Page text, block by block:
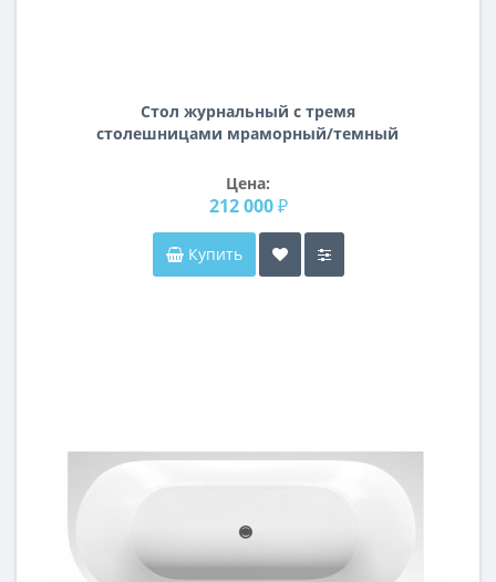
Стол журнальный с тремя
столешницами мраморный/темный
Цена:
212 000 ₽
Купить